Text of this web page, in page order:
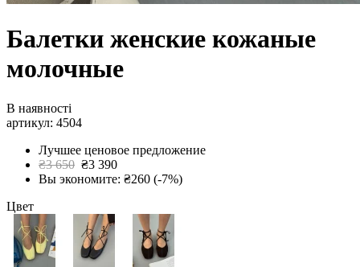
Балетки женские кожаные
молочные
В наявності
артикул: 4504
Лучшее ценовое предложение
₴3 650 ₴3 390
Вы экономите: ₴260 (-7%)
Цвет